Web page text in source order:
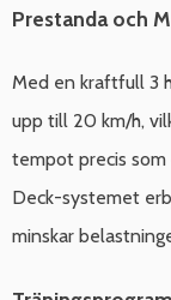
Prestanda och
Med en kraftfull 3
upp till 20 km/h,
tempot precis
Deck-systemet
minskar